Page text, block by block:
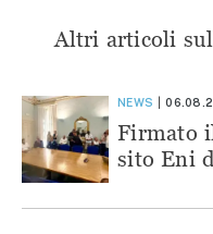
Altri articoli
NEWS
Firmato
sito Eni